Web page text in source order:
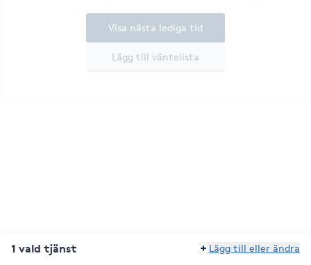
Lägg till väntelista
Visa nästa lediga tid
1 vald tjänst Lägg till eller ändra